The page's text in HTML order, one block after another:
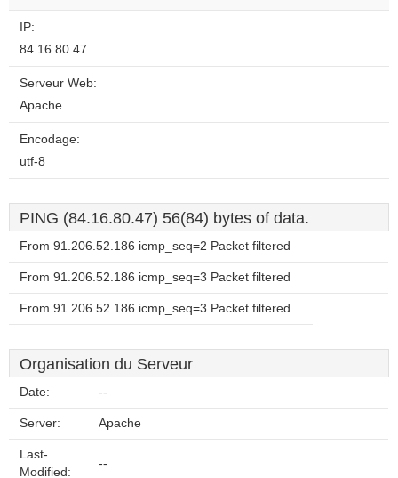
IP:
84.16.80.47
Serveur Web:
Apache
Encodage:
utf-8
PING (84.16.80.47) 56(84) bytes of data.
From 91.206.52.186 icmp_seq=2 Packet filtered
From 91.206.52.186 icmp_seq=3 Packet filtered
From 91.206.52.186 icmp_seq=3 Packet filtered
Organisation du Serveur
Date: --
Server: Apache
Last-
Modified:
--